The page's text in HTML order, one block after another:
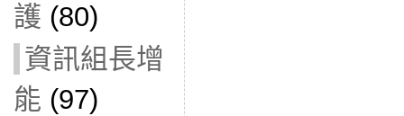
護 (80)
資訊組長增
能 (97)